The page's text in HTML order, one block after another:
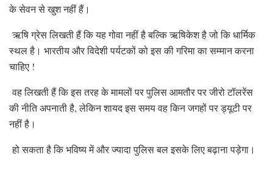
के सेवन से खुश नहीं हैं।
ऋषि ग्रेस लिखती हैं कि यह गोवा नहीं है बल्कि ऋषिकेश है जो कि धार्मिक
स्थल है। भारतीय और विदेशी पर्यटकों को इस की गरिमा का सम्मान करना
चाहिए !
वह लिखती हैं कि इस तरह के मामलों पर पुलिस आमतौर पर जीरो टॉलरेंस
की नीति अपनाती है, लेकिन शायद इस समय वह किन जगहों पर ड्यूटी पर
नहीं है।
हो सकता है कि भविष्य में और ज्यादा पुलिस बल इसके लिए बढ़ाना पड़ेगा।